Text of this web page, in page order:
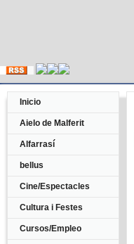
Inicio
Aielo de Malferit
Alfarrasí
bellus
Cine/Espectacles
Cultura i Festes
Cursos/Empleo